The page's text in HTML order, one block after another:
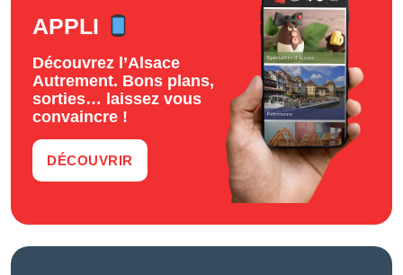
APPLI
Découvrez l’Alsace
Autrement. Bons plans,
sorties… laissez vous
convaincre !
DÉCOUVRIR